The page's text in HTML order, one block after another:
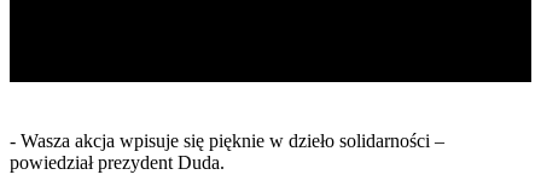
- Wasza akcja wpisuje się pięknie w dzieło solidarności –
powiedział prezydent Duda.